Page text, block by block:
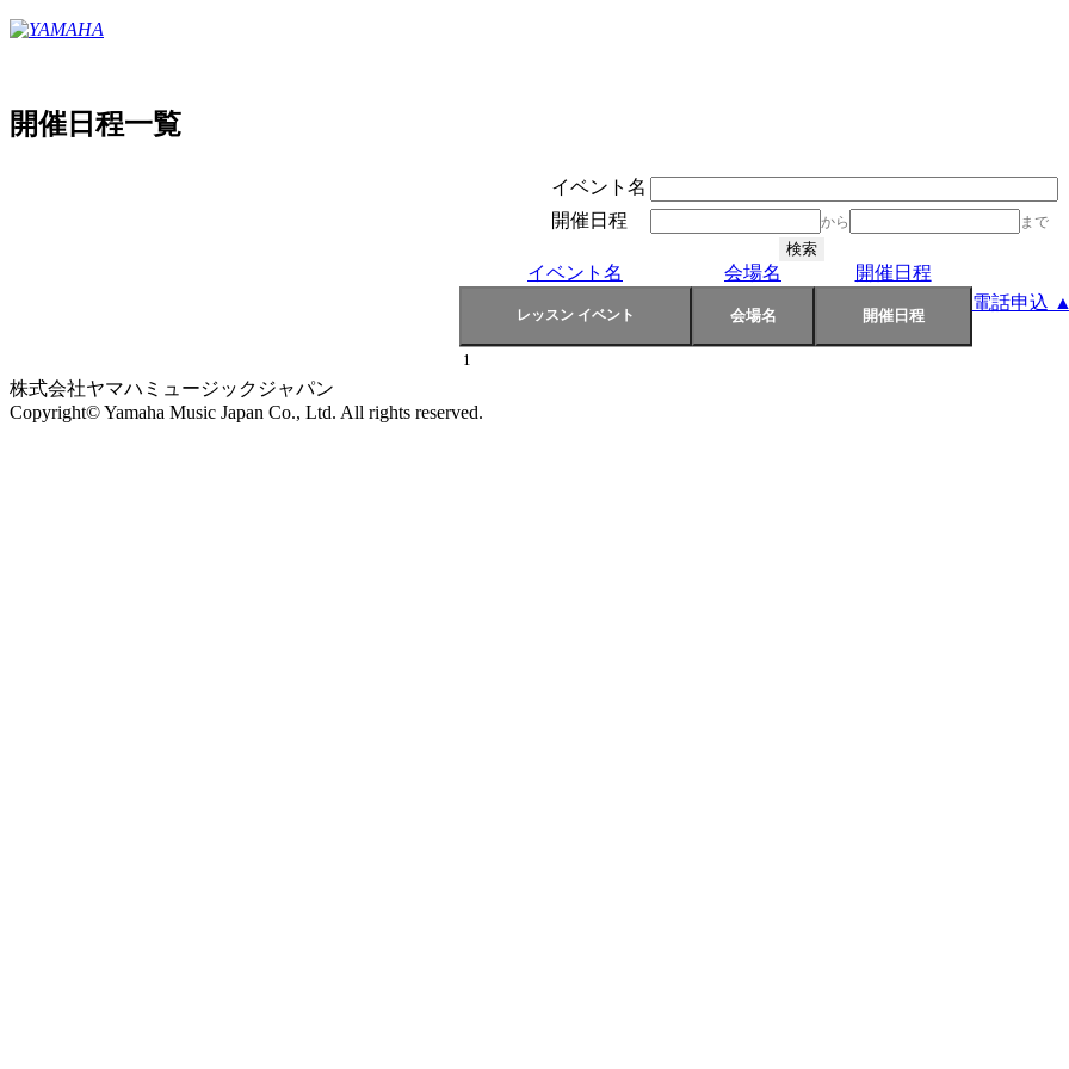
開催日程一覧
イベント名
開催日程
から まで
イベント名 会場名
開催日程
電話申込 ▲
1
株式会社ヤマハミュージックジャパン
Copyright© Yamaha Music Japan Co., Ltd. All rights reserved.